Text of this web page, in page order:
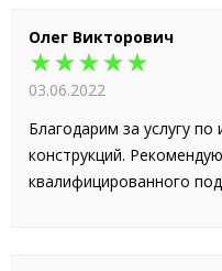
Олег Викторович
★★★★★
03.06.2022
Благодарим за услугу
конструкций.
квалифицированного